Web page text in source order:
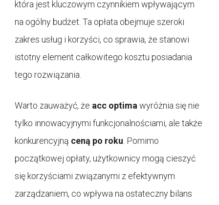
która jest kluczowym czynnikiem wpływającym
na ogólny budżet. Ta opłata obejmuje szeroki
zakres usług i korzyści, co sprawia, że stanowi
istotny element całkowitego kosztu posiadania
tego rozwiązania.
Warto zauważyć, że acc optima wyróżnia się nie
tylko innowacyjnymi funkcjonalnościami, ale także
konkurencyjną ceną po roku . Pomimo
początkowej opłaty, użytkownicy mogą cieszyć
się korzyściami związanymi z efektywnym
zarządzaniem, co wpływa na ostateczny bilans